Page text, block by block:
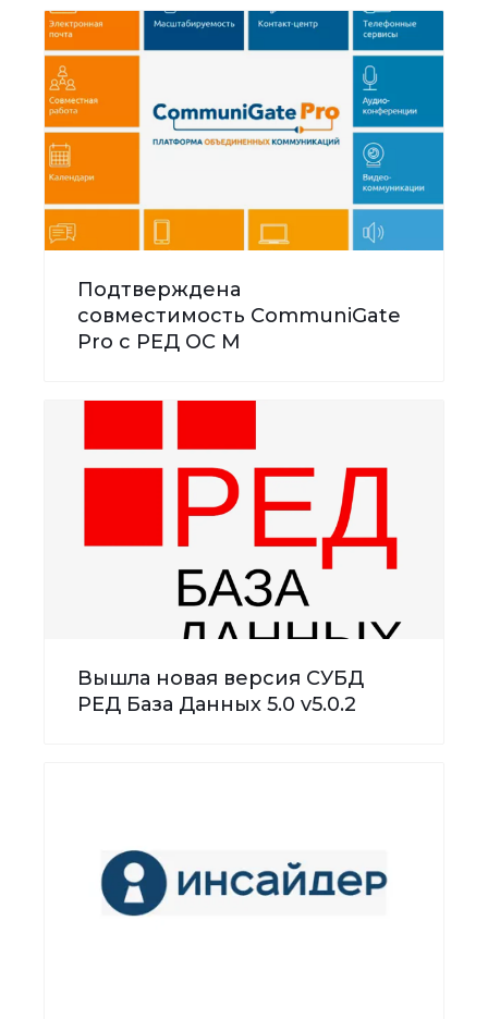
Подтверждена
совместимость CommuniGate
Pro с РЕД ОС М
Вышла новая версия СУБД
РЕД База Данных 5.0 v5.0.2